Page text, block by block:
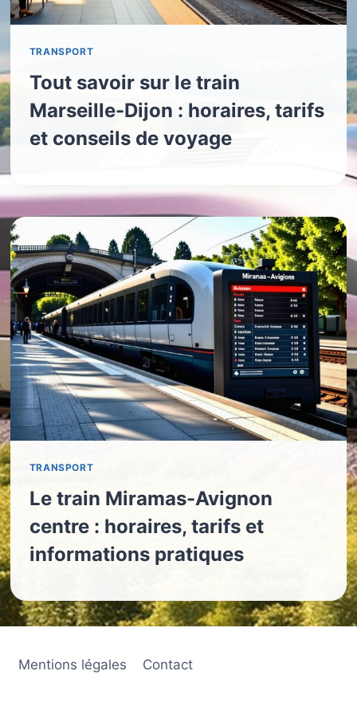
TRANSPORT
Tout savoir sur le train
Marseille-Dijon : horaires, tarifs
et conseils de voyage
TRANSPORT
Le train Miramas-Avignon
centre : horaires, tarifs et
informations pratiques
Mentions légales Contact